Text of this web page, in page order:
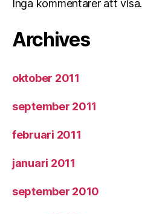
Inga kommentarer att visa.
Archives
oktober 2011
september 2011
februari 2011
januari 2011
september 2010